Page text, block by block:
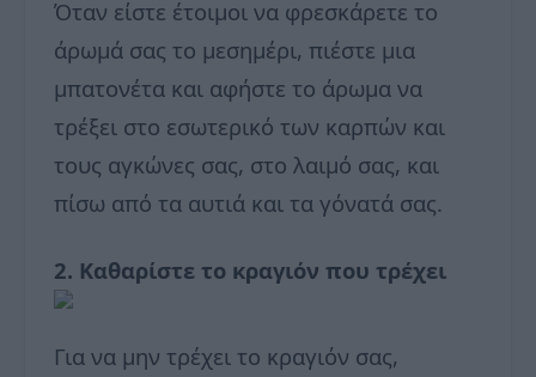
Όταν είστε έτοιμοι να φρεσκάρετε το
άρωμά σας το μεσημέρι, πιέστε μια
μπατονέτα και αφήστε το άρωμα να
τρέξει στο εσωτερικό των καρπών και
τους αγκώνες σας, στο λαιμό σας, και
πίσω από τα αυτιά και τα γόνατά σας.
2. Καθαρίστε το κραγιόν που τρέχει
Για να μην τρέχει το κραγιόν σας,